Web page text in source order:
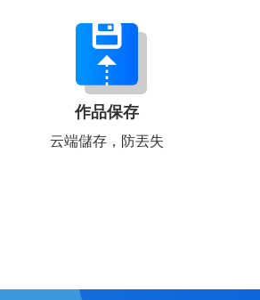
作品保存
云端儲存，防丟失